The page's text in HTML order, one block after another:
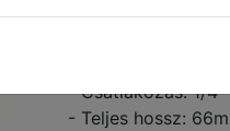
- Tökéletes zárás
- Csatlakozás: 1/4"
- Teljes hossz: